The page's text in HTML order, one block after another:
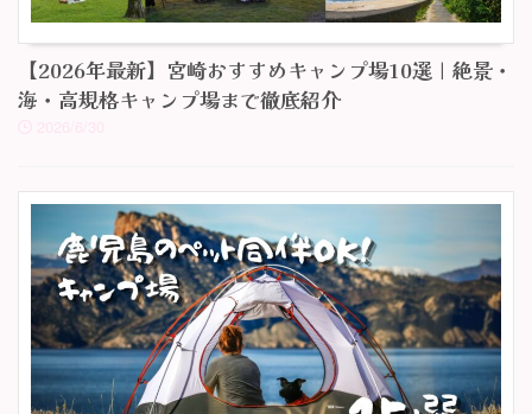
【2026年最新】宮崎おすすめキャンプ場10選｜絶景・
海・高規格キャンプ場まで徹底紹介